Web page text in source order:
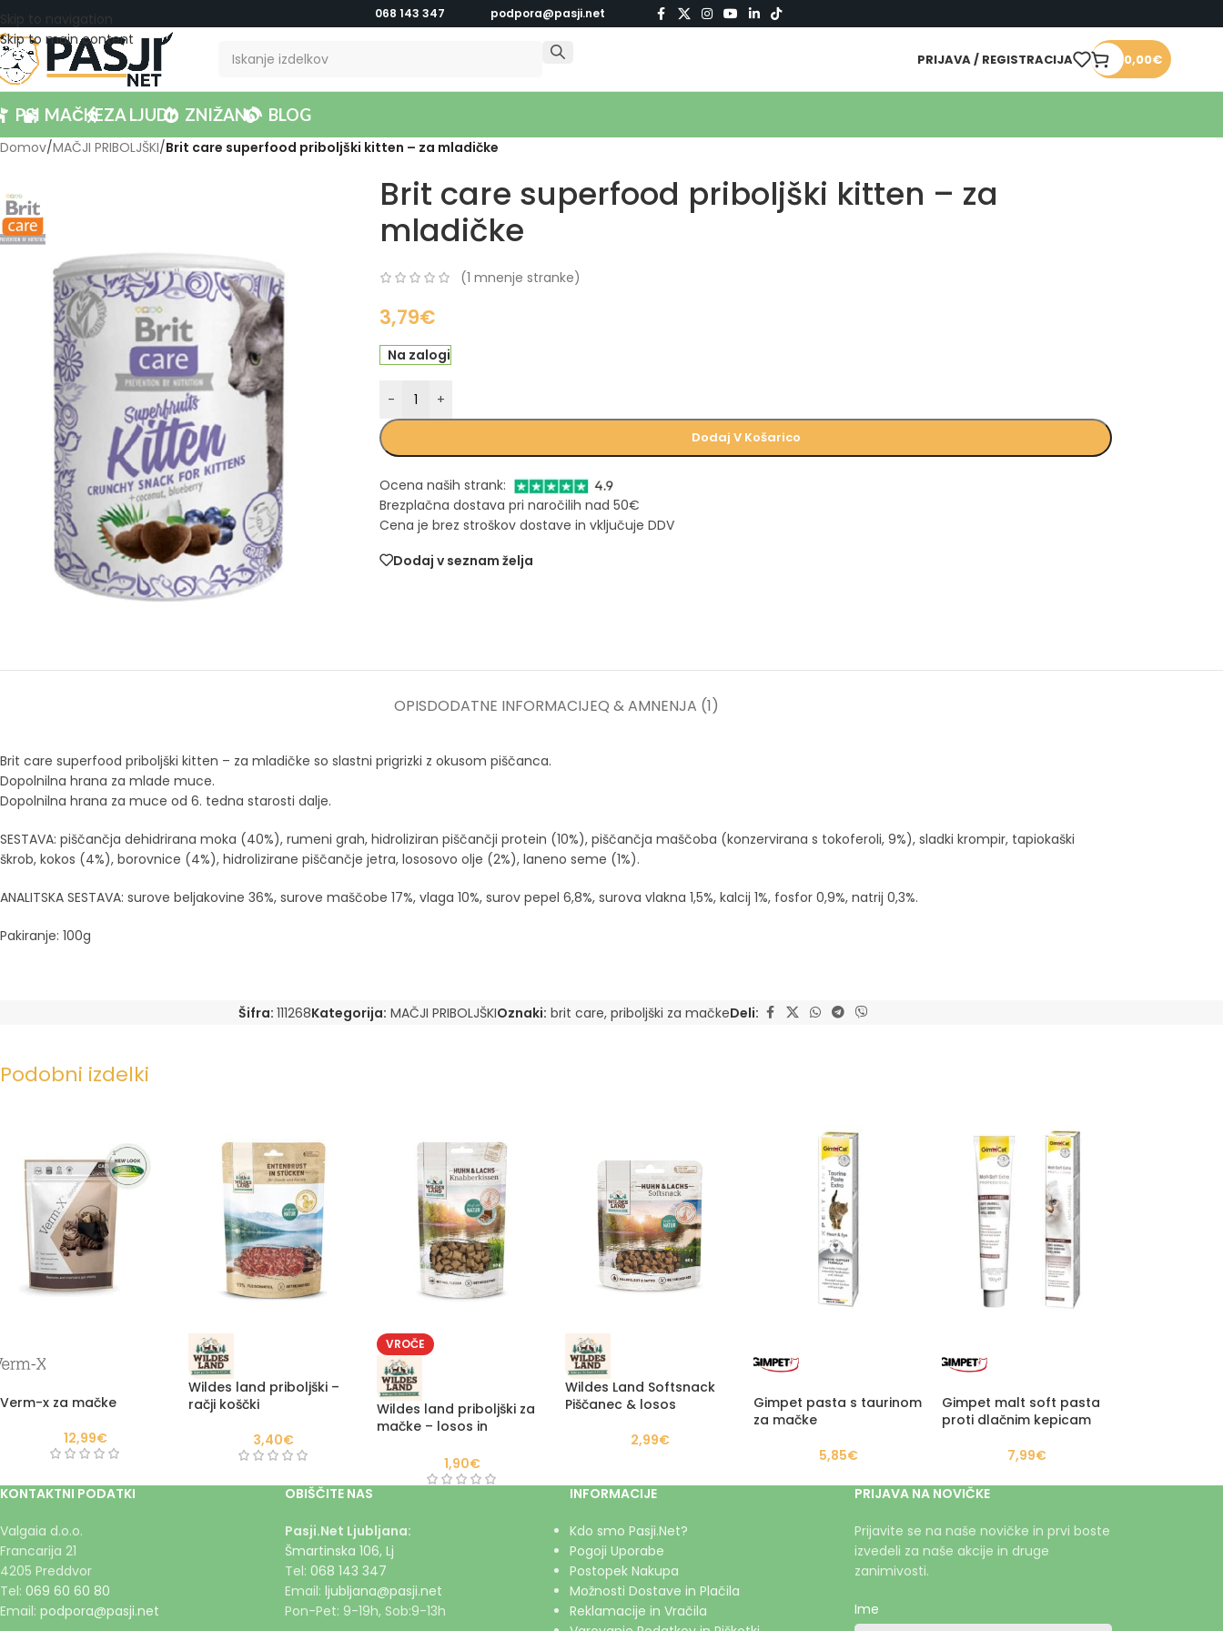
Skip to navigation
Skip to main content
068 143 347 podpora@pasji.net
PRIJAVA / REGISTRACIJA 0,00€
PSI MAČKEZA LJUDI ZNIŽANO BLOG
Domov/MAČJI PRIBOLJŠKI/Brit care superfood priboljški kitten – za mladičke
Brit care superfood priboljški kitten – za
mladičke
(1 mnenje stranke)
3,79€
Na zalogi
- +
Dodaj V Košarico
Ocena naših strank:
Brezplačna dostava pri naročilih nad 50€
Cena je brez stroškov dostave in vključuje DDV
Dodaj v seznam želja
OPISDODATNE INFORMACIJEQ & AMNENJA (1)
Brit care superfood priboljški kitten – za mladičke so slastni prigrizki z okusom piščanca.
Dopolnilna hrana za mlade muce.
Dopolnilna hrana za muce od 6. tedna starosti dalje.
SESTAVA: piščančja dehidrirana moka (40%), rumeni grah, hidroliziran piščančji protein (10%), piščančja maščoba (konzervirana s tokoferoli, 9%), sladki krompir, tapiokaški
škrob, kokos (4%), borovnice (4%), hidrolizirane piščančje jetra, lososovo olje (2%), laneno seme (1%).
ANALITSKA SESTAVA: surove beljakovine 36%, surove maščobe 17%, vlaga 10%, surov pepel 6,8%, surova vlakna 1,5%, kalcij 1%, fosfor 0,9%, natrij 0,3%.
Pakiranje: 100g
Šifra: 111268Kategorija: MAČJI PRIBOLJŠKIOznaki: brit care, priboljški za mačkeDeli:
Podobni izdelki
Verm-x za mačke
12,99€
Wildes land priboljški –
račji koščki
3,40€
VROČE
Wildes land priboljški za
mačke – losos in
1,90€
Wildes Land Softsnack
Piščanec & losos
2,99€
Gimpet pasta s taurinom
za mačke
5,85€
Gimpet malt soft pasta
proti dlačnim kepicam
7,99€
KONTAKTNI PODATKI
Valgaia d.o.o.
Francarija 21
4205 Preddvor
Tel: 069 60 60 80
Email: podpora@pasji.net
OBIŠČITE NAS
Pasji.Net Ljubljana:
Šmartinska 106, Lj
Tel: 068 143 347
Email: ljubljana@pasji.net
Pon-Pet: 9-19h, Sob:9-13h
INFORMACIJE
Kdo smo Pasji.Net?
Pogoji Uporabe
Postopek Nakupa
Možnosti Dostave in Plačila
Reklamacije in Vračila
PRIJAVA NA NOVIČKE
Prijavite se na naše novičke in prvi boste
izvedeli za naše akcije in druge
zanimivosti.
Ime